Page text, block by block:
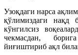
Узоқдаги нарса
қўлимиздаги нақд
кўнгилсиз
чекмасдан,
йиғиштириб ақл